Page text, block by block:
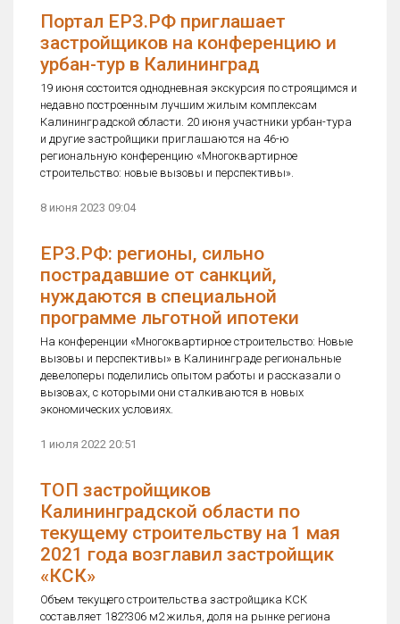
Портал ЕРЗ.РФ приглашает
застройщиков на конференцию и
урбан-тур в Калининград
19 июня состоится однодневная экскурсия по строящимся и
недавно построенным лучшим жилым комплексам
Калининградской области. 20 июня участники урбан-тура
и другие застройщики приглашаются на 46-ю
региональную конференцию «Многоквартирное
строительство: новые вызовы и перспективы».
8 июня 2023 09:04
ЕРЗ.РФ: регионы, сильно
пострадавшие от санкций,
нуждаются в специальной
программе льготной ипотеки
На конференции «Многоквартирное строительство: Новые
вызовы и перспективы» в Калининграде региональные
девелоперы поделились опытом работы и рассказали о
вызовах, с которыми они сталкиваются в новых
экономических условиях.
1 июля 2022 20:51
ТОП застройщиков
Калининградской области по
текущему строительству на 1 мая
2021 года возглавил застройщик
«КСК»
Объем текущего строительства застройщика КСК
составляет 182?306 м2 жилья, доля на рынке региона